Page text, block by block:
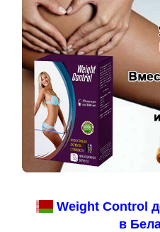
Weight Control
в